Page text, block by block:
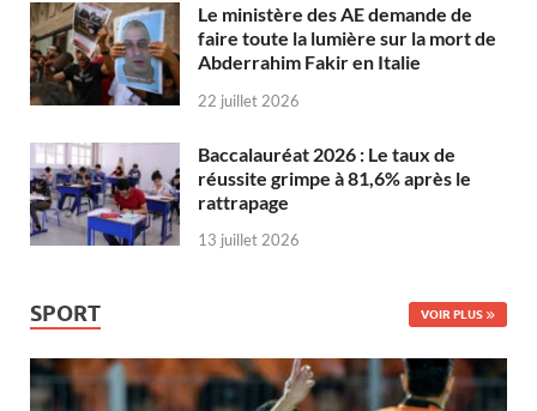
Le ministère des AE demande de
faire toute la lumière sur la mort de
Abderrahim Fakir en Italie
22 juillet 2026
Baccalauréat 2026 : Le taux de
réussite grimpe à 81,6% après le
rattrapage
13 juillet 2026
SPORT VOIR PLUS